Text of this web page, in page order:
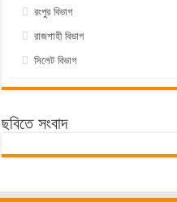
রংপুর বিভাগ
রাজশাহী বিভাগ
সিলেট বিভাগ
ছবিতে সংবাদ